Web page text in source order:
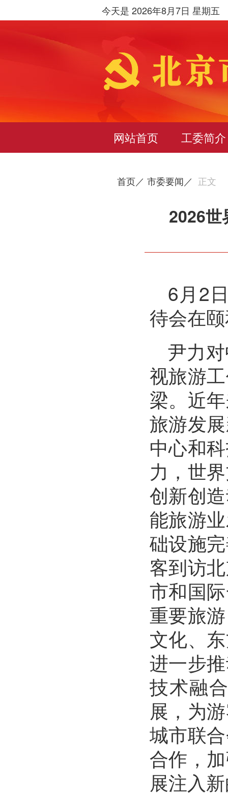
今天是 2026年8月7日 星期五
网站首页 工委简介
首页／ 市委要闻／ 正文
2026世
6月2
待会在
尹力
视旅游
梁。近
旅游发
中心和
力，世
创新创
能旅游
础设施
客到访
市和国
重要旅
文化、
进一步
技术融
展，为
城市联
合作，
展注入